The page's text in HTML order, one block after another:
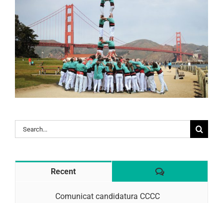
Search
for:
Recent Comentaris
Comunicat candidatura CCCC